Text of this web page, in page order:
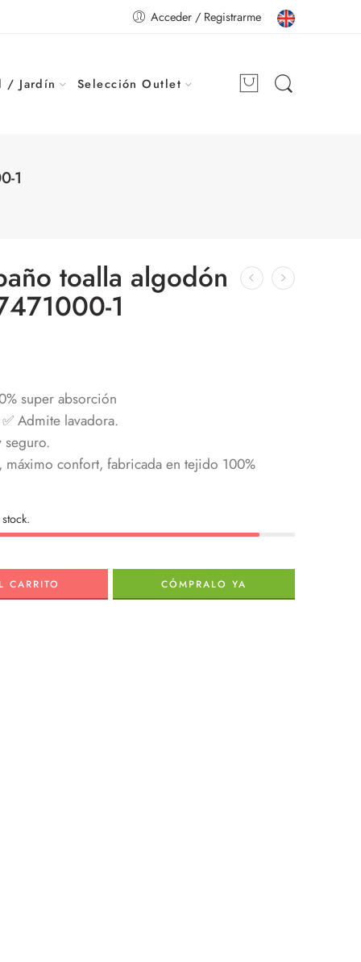
Acceder / Registrarme
/ Jardín Selección Outlet
1
toalla algodón
1
super absorción
Admite lavadora.
seguro.
confort, fabricada en tejido 100%
CARRITO CÓMPRALO YA